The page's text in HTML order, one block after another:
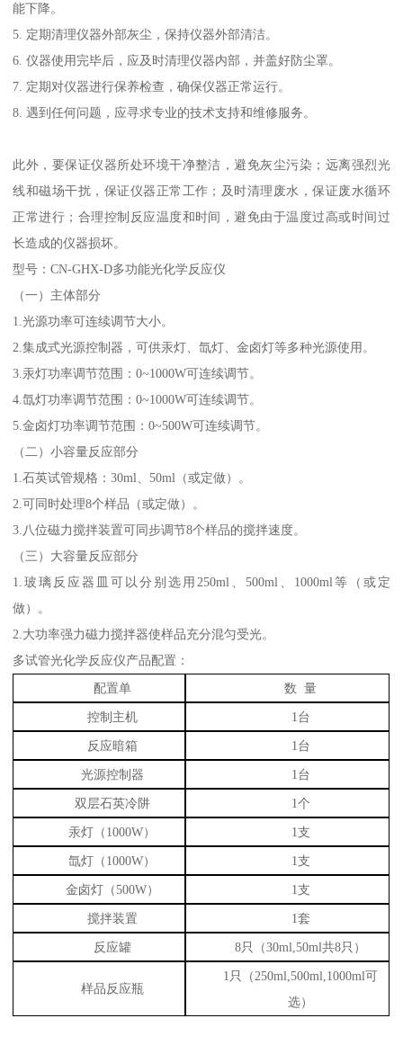
能下降。
5. 定期清理仪器外部灰尘，保持仪器外部清洁。
6. 仪器使用完毕后，应及时清理仪器内部，并盖好防尘罩。
7. 定期对仪器进行保养检查，确保仪器正常运行。
8. 遇到任何问题，应寻求专业的技术支持和维修服务。
此外，要保证仪器所处环境干净整洁，避免灰尘污染；远离强烈光
线和磁场干扰，保证仪器正常工作；及时清理废水，保证废水循环
正常进行；合理控制反应温度和时间，避免由于温度过高或时间过
长造成的仪器损坏。
型号：CN-GHX-D多功能光化学反应仪
（一）主体部分
1.光源功率可连续调节大小。
2.集成式光源控制器，可供汞灯、氙灯、金卤灯等多种光源使用。
3.汞灯功率调节范围：0~1000W可连续调节。
4.氙灯功率调节范围：0~1000W可连续调节。
5.金卤灯功率调节范围：0~500W可连续调节。
（二）小容量反应部分
1.石英试管规格：30ml、50ml（或定做）。
2.可同时处理8个样品（或定做）。
3.八位磁力搅拌装置可同步调节8个样品的搅拌速度。
（三）大容量反应部分
1.玻璃反应器皿可以分别选用250ml、500ml、1000ml等（或定
做）。
2.大功率强力磁力搅拌器使样品充分混匀受光。
多试管光化学反应仪产品配置：
配置单
数 量
控制主机
1台
反应暗箱
1台
光源控制器
1台
双层石英冷阱
1个
汞灯（1000W）
1支
氙灯（1000W）
1支
金卤灯（500W）
1支
搅拌装置
1套
反应罐
8只（30ml,50ml共8只）
样品反应瓶
1只（250ml,500ml,1000ml可
选）